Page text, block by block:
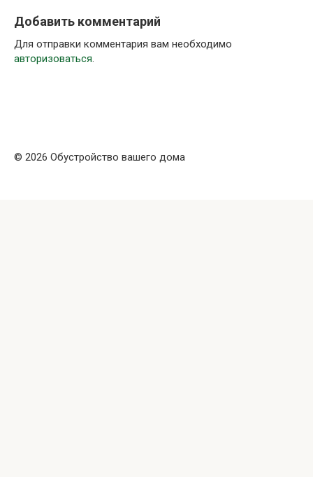
Добавить комментарий
Для отправки комментария вам необходимо
авторизоваться.
© 2026 Обустройство вашего дома